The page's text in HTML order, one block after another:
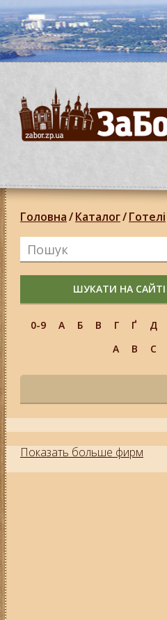
Головна/Каталог/Готелі
ШУКАТИ НА САЙТІ
0-9 А Б В Г Ґ Д
A
B C
Показать больше фирм